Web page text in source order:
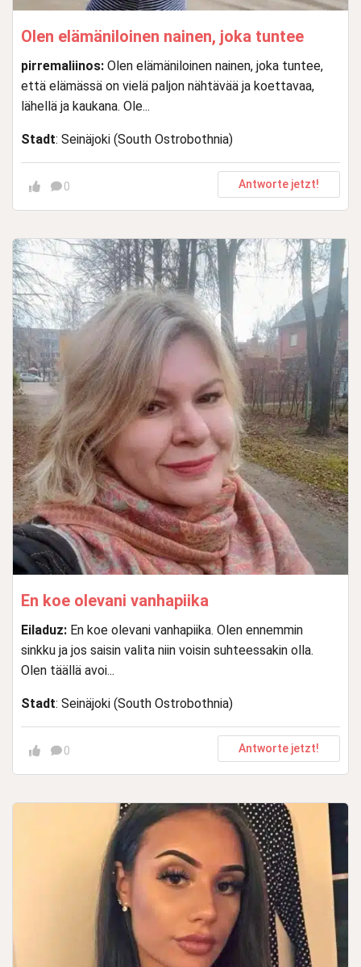
Olen elämäniloinen nainen, joka tuntee
pirremaliinos: Olen elämäniloinen nainen, joka tuntee,
että elämässä on vielä paljon nähtävää ja koettavaa,
lähellä ja kaukana. Ole...
Stadt: Seinäjoki (South Ostrobothnia)
0 Antworte jetzt!
En koe olevani vanhapiika
Eiladuz: En koe olevani vanhapiika. Olen ennemmin
sinkku ja jos saisin valita niin voisin suhteessakin olla.
Olen täällä avoi...
Stadt: Seinäjoki (South Ostrobothnia)
0 Antworte jetzt!